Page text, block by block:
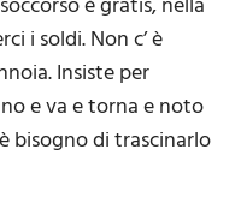
i soldi. Non c’ è
Insiste per
e va e torna e noto
bisogno di trascinarlo